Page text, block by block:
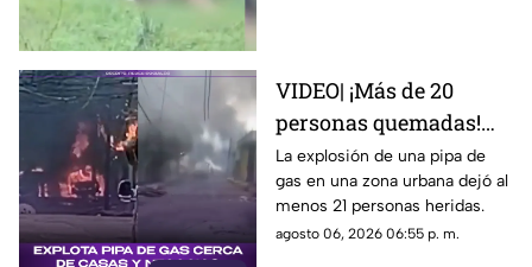
VIDEO| ¡Más de 20
personas quemadas!
Explota pipa de gas
cerca de casas y
negocios
La explosión de una pipa de
gas en una zona urbana dejó al
menos 21 personas heridas.
agosto 06, 2026 06:55 p. m.